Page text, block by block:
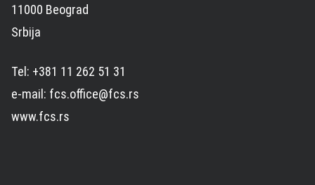
11000 Beograd
Srbija
Tel: +381 11 262 51 31
e-mail: fcs.office@fcs.rs
www.fcs.rs